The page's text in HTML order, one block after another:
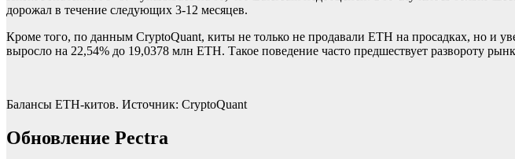
дорожал в течение следующих 3-12 месяцев.
Кроме того, по данным CryptoQuant, киты не только не продавали ETH на просадках, но и
выросло на 22,54% до 19,0378 млн ETH. Такое поведение часто предшествует развороту
Балансы ETH-китов. Источник: CryptoQuant
Обновление Pectra